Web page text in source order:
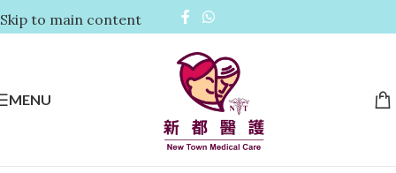
Skip to main content
MENU